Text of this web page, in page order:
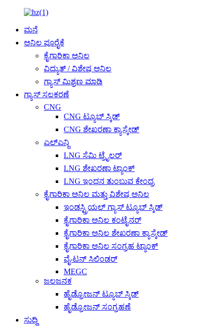
ಮನೆ
ಅನಿಲ ಪೂರೈಕೆ
ಕೈಗಾರಿಕಾ ಅನಿಲ
ವಿದ್ಯುತ್ / ವಿಶೇಷ ಅನಿಲ
ಗ್ಯಾಸ್ ಮಿಶ್ರಣ ಮಾಡಿ
ಗ್ಯಾಸ್ ಸಲಕರಣೆ
CNG
CNG ಟ್ಯೂಬ್ ಸ್ಕಿಡ್
CNG ಶೇಖರಣಾ ಕ್ಯಾಸ್ಕೇಡ್
ಎಲ್ಎನ್ಜಿ
LNG ಸೆಮಿ ಟ್ರೈಲರ್
LNG ಶೇಖರಣಾ ಟ್ಯಾಂಕ್
LNG ಇಂಧನ ತುಂಬುವ ಕೇಂದ್ರ
ಕೈಗಾರಿಕಾ ಅನಿಲ ಮತ್ತು ವಿಶೇಷ ಅನಿಲ
ಇಂಡಸ್ಟ್ರಿಯಲ್ ಗ್ಯಾಸ್ ಟ್ಯೂಬ್ ಸ್ಕಿಡ್
ಕೈಗಾರಿಕಾ ಅನಿಲ ಕಂಟೈನರ್
ಕೈಗಾರಿಕಾ ಅನಿಲ ಶೇಖರಣಾ ಕ್ಯಾಸ್ಕೇಡ್
ಕೈಗಾರಿಕಾ ಅನಿಲ ಸಂಗ್ರಹ ಟ್ಯಾಂಕ್
ವೈ-ಟನ್ ಸಿಲಿಂಡರ್
MEGC
ಜಲಜನಕ
ಹೈಡ್ರೋಜನ್ ಟ್ಯೂಬ್ ಸ್ಕಿಡ್
ಹೈಡ್ರೋಜನ್ ಸಂಗ್ರಹಣೆ
ಸುದ್ದಿ